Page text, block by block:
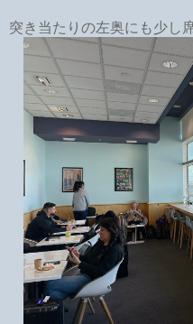
突き当たりの左奥にも少し